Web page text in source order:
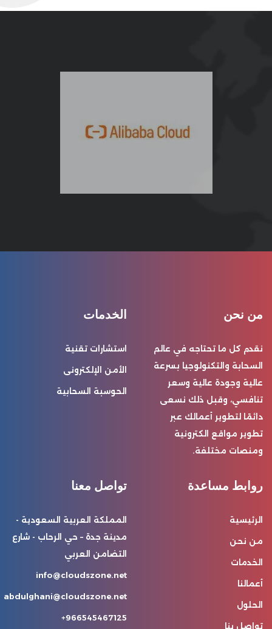
من نحن
نقدم كل ما تحتاجه في عالم
السحابة والتكنولوجيا بسرعة
عالية وجودة عالية وسعر
تنافسي، وقبل ذلك نسعى
دائمًا لتطوير أعمالك عبر
تطوير مواقع الكترونية
ومنصات مختلفة.
الخدمات
استشارات تقنية
الأمن الإلكترونى
الحوسبة السحابية
روابط مساعدة
الرئيسية
من نحن
الخدمات
أعمالنا
الحلول
تواصل بنا
تواصل معنا
المملكة العربية السعودية -
مدينة جدة – حي الرحاب - شارع
التضامن العربي
info@cloudszone.net
abdulghani@cloudszone.net
966545467125+